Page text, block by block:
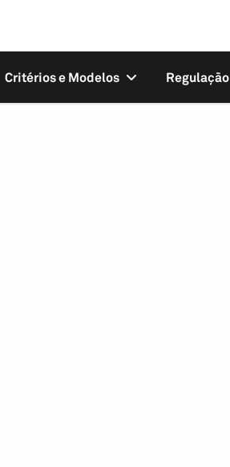
Critérios e Modelos Regulação